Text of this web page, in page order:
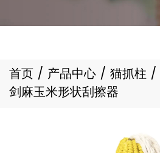
首页 / 产品中心 / 猫抓柱 /
剑麻玉米形状刮擦器